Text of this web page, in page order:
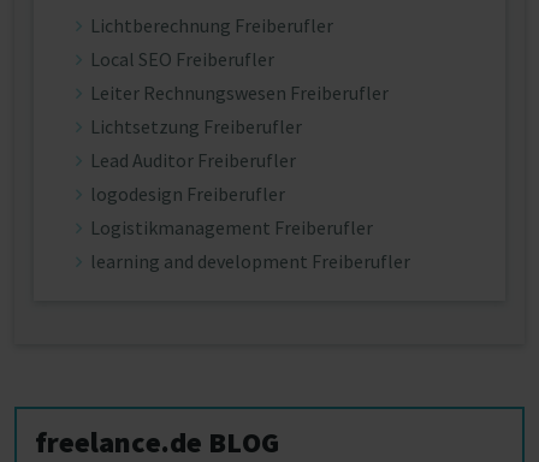
Lichtberechnung Freiberufler
Local SEO Freiberufler
Leiter Rechnungswesen Freiberufler
Lichtsetzung Freiberufler
Lead Auditor Freiberufler
logodesign Freiberufler
Logistikmanagement Freiberufler
learning and development Freiberufler
freelance.de BLOG